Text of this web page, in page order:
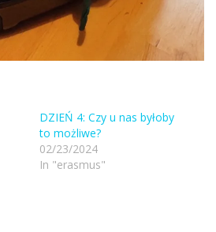
DZIEŃ 4: Czy u nas byłoby
to możliwe?
02/23/2024
In "erasmus"